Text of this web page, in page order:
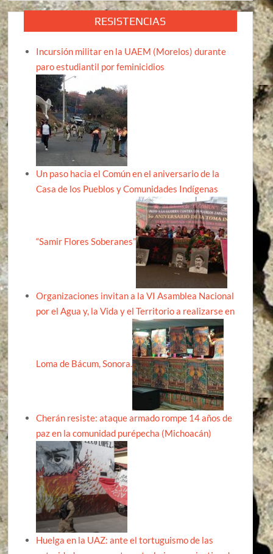
RESISTENCIAS
Incursión militar en la UAEM (Morelos) durante
paro estudiantil por feminicidios
Un paso hacia el Común en el aniversario de la
Casa de los Pueblos y Comunidades Indígenas
“Samir Flores Soberanes”
Organizaciones invitan a la VI Asamblea Nacional
por el Agua y, la Vida y el Territorio a realizarse en
Loma de Bácum, Sonora.
Cherán resiste: ataque armado rompe 14 años de
paz en la comunidad purépecha (Michoacán)
Huelga en la UAZ: ante el tortuguismo de las